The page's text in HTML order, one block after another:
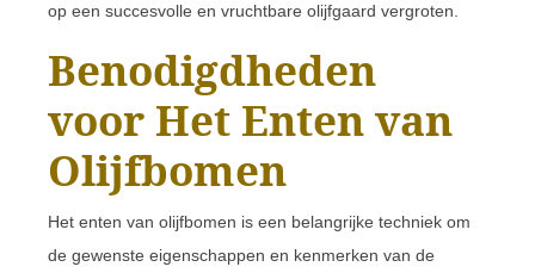
op een succesvolle en vruchtbare olijfgaard vergroten.
Benodigdheden
voor Het Enten van
Olijfbomen
Het enten van olijfbomen is een belangrijke techniek om
de gewenste eigenschappen en kenmerken van de